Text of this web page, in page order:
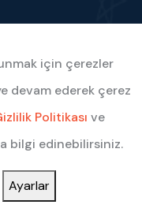
için çerezler
devam ederek çerez
Politikası ve
bilgi edinebilirsiniz.
Ayarlar